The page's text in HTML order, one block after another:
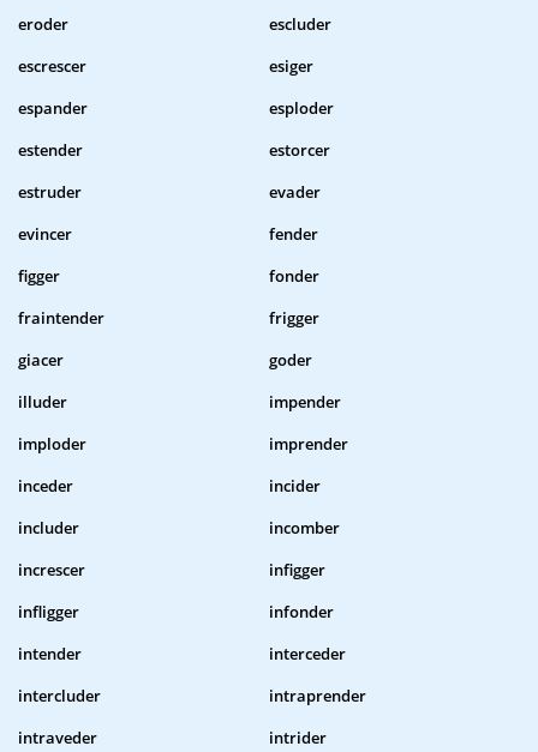
eroder
escluder
escrescer
esiger
espander
esploder
estender
estorcer
estruder
evader
evincer
fender
figger
fonder
fraintender
frigger
giacer
goder
illuder
impender
imploder
imprender
inceder
incider
includer
incomber
increscer
infigger
infligger
infonder
intender
interceder
intercluder
intraprender
intraveder
intrider